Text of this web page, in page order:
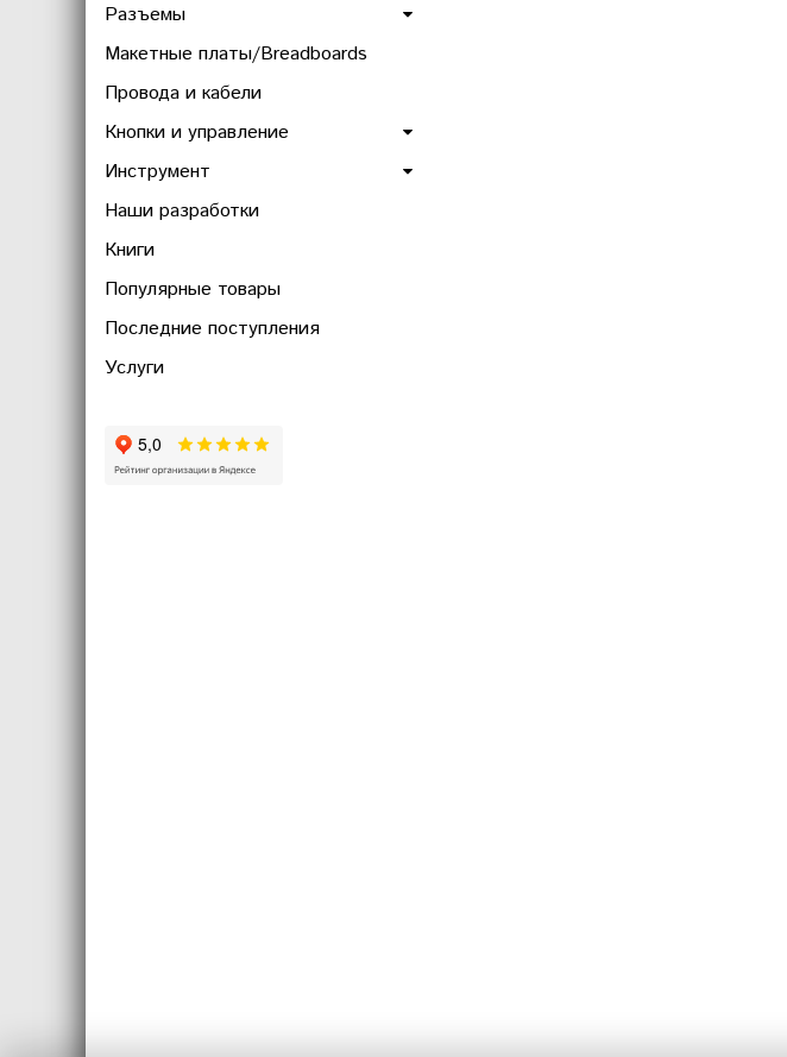
Разъемы
Макетные платы/Breadboards
Провода и кабели
Кнопки и управление
Инструмент
Наши разработки
Книги
Популярные товары
Последние поступления
Услуги